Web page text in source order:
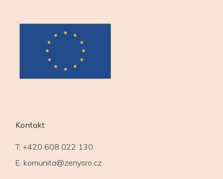
Kontakt
T: +420 608 022 130
E: komunita@zenysro.cz